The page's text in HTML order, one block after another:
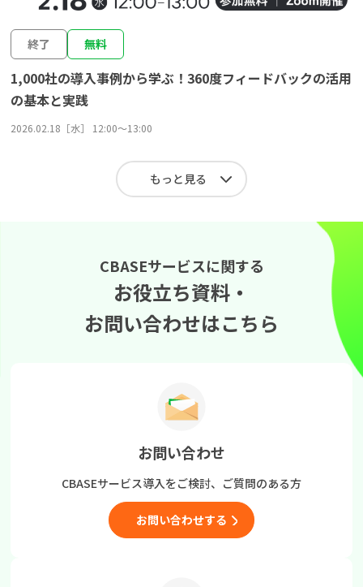
終了 無料
1,000社の導入事例から学ぶ！360度フィードバックの活用
の基本と実践
2026.02.18［水］ 12:00〜13:00
もっと見る
CBASEサービスに関する
お役立ち資料・
お問い合わせはこちら
お問い合わせ
CBASEサービス導入をご検討、 ご質問のある方
お問い合わせする